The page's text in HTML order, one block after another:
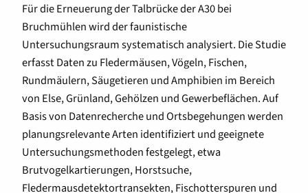
Für die Erneuerung der Talbrücke der A30 bei
Bruchmühlen wird der faunistische
Untersuchungsraum systematisch analysiert. Die Studie
erfasst Daten zu Fledermäusen, Vögeln, Fischen,
Rundmäulern, Säugetieren und Amphibien im Bereich
von Else, Grünland, Gehölzen und Gewerbeflächen. Auf
Basis von Datenrecherche und Ortsbegehungen werden
planungsrelevante Arten identifiziert und geeignete
Untersuchungsmethoden festgelegt, etwa
Brutvogelkartierungen, Horstsuche,
Fledermausdetektortransekten, Fischotterspuren und